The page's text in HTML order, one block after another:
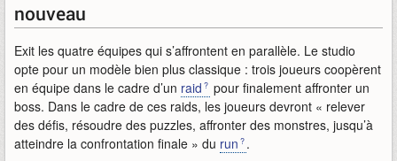
nouveau
Exit les quatre équipes qui s’affrontent en parallèle. Le studio
opte pour un modèle bien plus classique : trois joueurs coopèrent
en équipe dans le cadre d’un raid
pour finalement affronter un
boss. Dans le cadre de ces raids, les joueurs devront « relever
des défis, résoudre des puzzles, affronter des monstres, jusqu’à
atteindre la confrontation finale » du run .